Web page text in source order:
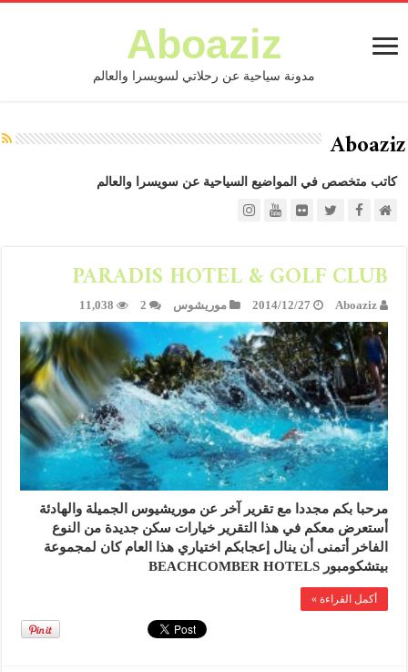
Aboaziz
مدونة سياحية عن رحلاتي لسويسرا والعالم
Aboaziz
كاتب متخصص في المواضيع السياحية عن سويسرا والعالم
PARADIS HOTEL & GOLF CLUB
Aboaziz
2014/12/27 موريشوس 2
11,038
مرحبا بكم مجددا مع تقرير آخر عن موريشيوس الجميلة والهادئة
أستعرض معكم في هذا التقرير خيارات سكن جديدة من النوع
الفاخر أتمنى أن ينال إعجابكم اختياري هذا العام كان لمجموعة
بيتشكومبور BEACHCOMBER HOTELS
أكمل القراءة »